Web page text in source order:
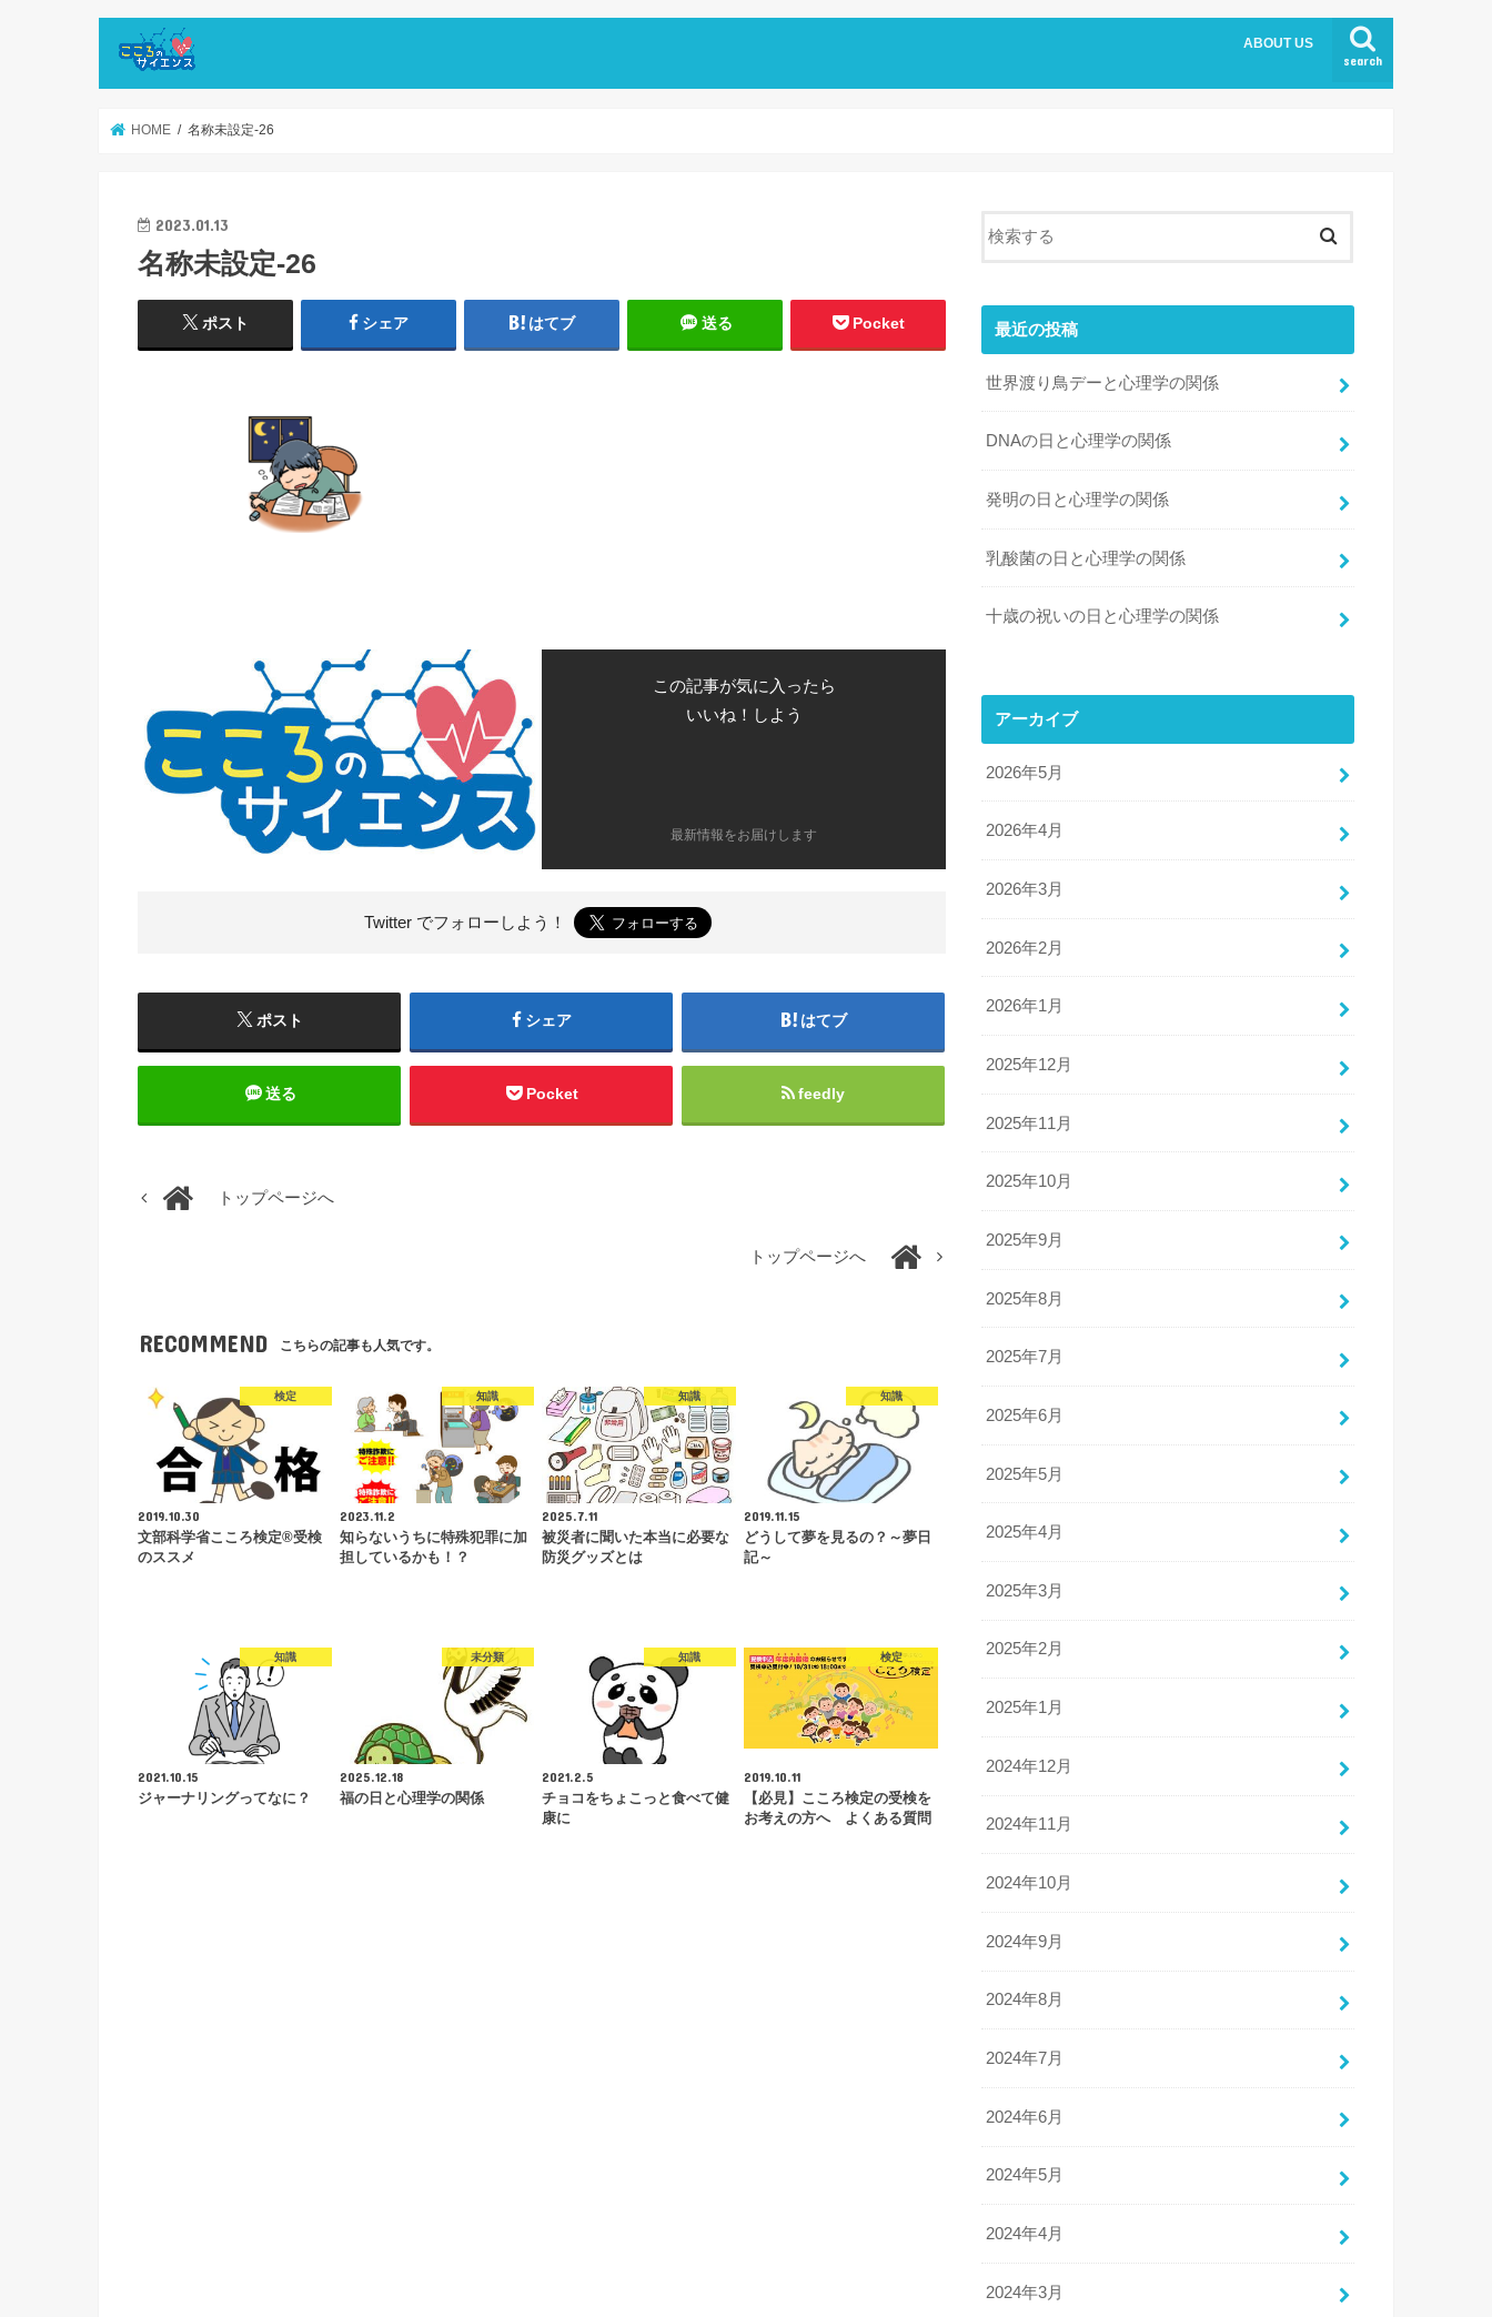
search
ABOUT US
HOME 名称未設定-26
2023.01.13
名称未設定-26
ポスト シェア はてブ 送る Pocket
この記事が気に入ったら
いいね！しよう
最新情報をお届けします
Twitter でフォローしよう！
ポスト シェア はてブ
送る Pocket feedly
トップページへ
トップページへ
RECOMMEND こちらの記事も人気です。
検定
2019.10.30
文部科学省こころ検定®受検
のススメ
知識
2023.11.2
知らないうちに特殊犯罪に加
担しているかも！？
知識
2025.7.11
被災者に聞いた本当に必要な
防災グッズとは
知識
2019.11.15
どうして夢を見るの？～夢日
記～
知識
2021.10.15
ジャーナリングってなに？
未分類
2025.12.18
福の日と心理学の関係
知識
2021.2.5
チョコをちょこっと食べて健
康に
検定
2019.10.11
【必見】こころ検定の受検を
お考えの方へ よくある質問
最近の投稿
世界渡り鳥デーと心理学の関係
DNAの日と心理学の関係
発明の日と心理学の関係
乳酸菌の日と心理学の関係
十歳の祝いの日と心理学の関係
アーカイブ
2026年5月
2026年4月
2026年3月
2026年2月
2026年1月
2025年12月
2025年11月
2025年10月
2025年9月
2025年8月
2025年7月
2025年6月
2025年5月
2025年4月
2025年3月
2025年2月
2025年1月
2024年12月
2024年11月
2024年10月
2024年9月
2024年8月
2024年7月
2024年6月
2024年5月
2024年4月
2024年3月